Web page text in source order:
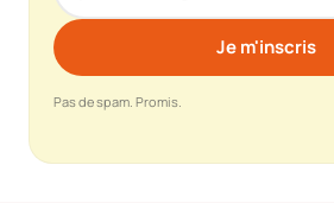
Pas de spam. Promis.